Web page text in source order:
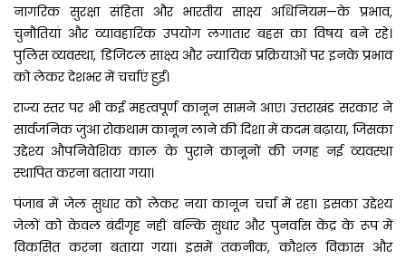
नागरिक सुरक्षा संहिता और भारतीय साक्ष्य अधिनियम—के प्रभाव,
चुनौतियां और व्यावहारिक उपयोग लगातार बहस का विषय बने रहे।
पुलिस व्यवस्था, डिजिटल साक्ष्य और न्यायिक प्रक्रियाओं पर इनके प्रभाव
को लेकर देशभर में चर्चाएं हुईं।
राज्य स्तर पर भी कई महत्वपूर्ण कानून सामने आए। उत्तराखंड सरकार ने
सार्वजनिक जुआ रोकथाम कानून लाने की दिशा में कदम बढ़ाया, जिसका
उद्देश्य औपनिवेशिक काल के पुराने कानूनों की जगह नई व्यवस्था
स्थापित करना बताया गया।
पंजाब में जेल सुधार को लेकर नया कानून चर्चा में रहा। इसका उद्देश्य
जेलों को केवल बंदीगृह नहीं बल्कि सुधार और पुनर्वास केंद्र के रूप में
विकसित करना बताया गया। इसमें तकनीक, कौशल विकास और